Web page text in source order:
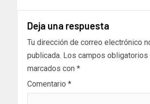
Deja una respuesta
Tu dirección de correo electrónico
publicada. Los campos obligatorios
marcados con *
Comentario *